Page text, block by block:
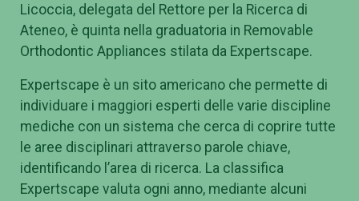
Licoccia, delegata del Rettore per la Ricerca di
Ateneo, è quinta nella graduatoria in Removable
Orthodontic Appliances stilata da Expertscape.
Expertscape è un sito americano che permette di
individuare i maggiori esperti delle varie discipline
mediche con un sistema che cerca di coprire tutte
le aree disciplinari attraverso parole chiave,
identificando l’area di ricerca. La classifica
Expertscape valuta ogni anno, mediante alcuni